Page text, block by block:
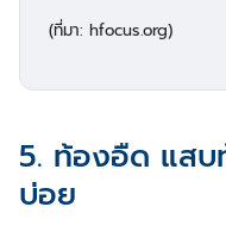
(ที่มา: hfocus.org)
5. ท้องอืด แสบ
บ่อย